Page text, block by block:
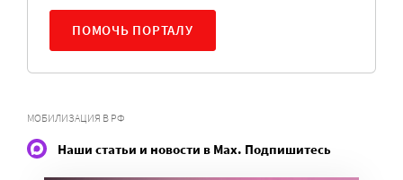
ПОМОЧЬ ПОРТАЛУ
МОБИЛИЗАЦИЯ В РФ
Наши статьи и новости в Max. Подпишитесь